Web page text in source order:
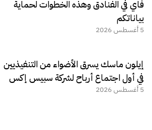
فاي في الفنادق وهذه الخطوات لحماية
بياناتكم
5 أغسطس 2026
إيلون ماسك يسرق الأضواء من التنفيذيين
في أول اجتماع أرباح لشركة سبيس إكس
5 أغسطس 2026